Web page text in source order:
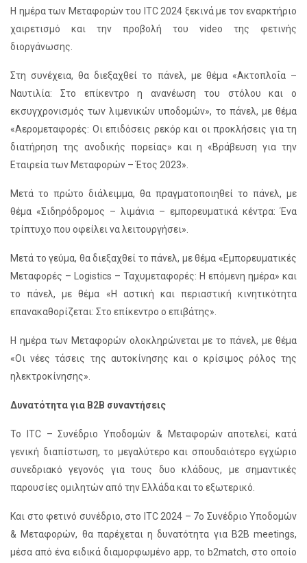
Η ημέρα των Μεταφορών του ITC 2024 ξεκινά με τον εναρκτήριο
χαιρετισμό και την προβολή του video της φετινής
διοργάνωσης.
Στη συνέχεια, θα διεξαχθεί το πάνελ, με θέμα «Ακτοπλοΐα –
Ναυτιλία: Στο επίκεντρο η ανανέωση του στόλου και o
εκσυγχρονισμός των λιμενικών υποδομών», το πάνελ, με θέμα
«Αερομεταφορές: Οι επιδόσεις ρεκόρ και οι προκλήσεις για τη
διατήρηση της ανοδικής πορείας» και η «Βράβευση για την
Εταιρεία των Μεταφορών – Έτος 2023».
Μετά το πρώτο διάλειμμα, θα πραγματοποιηθεί το πάνελ, με
θέμα «Σιδηρόδρομος – λιμάνια – εμπορευματικά κέντρα: Ένα
τρίπτυχο που οφείλει να λειτουργήσει».
Μετά το γεύμα, θα διεξαχθεί το πάνελ, με θέμα «Εμπορευματικές
Μεταφορές – Logistics – Ταχυμεταφορές: Η επόμενη ημέρα» και
το πάνελ, με θέμα «Η αστική και περιαστική κινητικότητα
επανακαθορίζεται: Στο επίκεντρο ο επιβάτης».
Η ημέρα των Μεταφορών ολοκληρώνεται με το πάνελ, με θέμα
«Οι νέες τάσεις της αυτοκίνησης και ο κρίσιμος ρόλος της
ηλεκτροκίνησης».
Δυνατότητα για Β2Β συναντήσεις
Το ITC – Συνέδριο Υποδομών & Μεταφορών αποτελεί, κατά
γενική διαπίστωση, το μεγαλύτερο και σπουδαιότερο εγχώριο
συνεδριακό γεγονός για τους δυο κλάδους, με σημαντικές
παρουσίες ομιλητών από την Ελλάδα και το εξωτερικό.
Και στο φετινό συνέδριο, στο ITC 2024 – 7o Συνέδριο Υποδομών
& Μεταφορών, θα παρέχεται η δυνατότητα για B2B meetings,
μέσα από ένα ειδικά διαμορφωμένο app, το b2match, στο οποίο